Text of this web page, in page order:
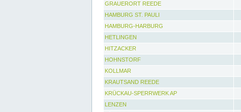
GRAUERORT REEDE
HAMBURG ST. PAULI
HAMBURG-HARBURG
HETLINGEN
HITZACKER
HOHNSTORF
KOLLMAR
KRAUTSAND REEDE
KRÜCKAU-SPERRWERK AP
LENZEN